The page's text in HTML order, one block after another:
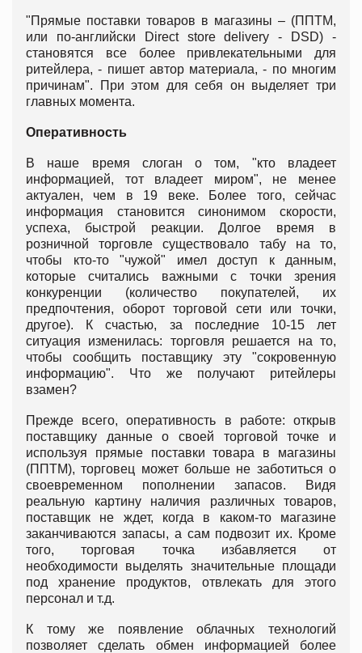
"Прямые поставки товаров в магазины – (ППТМ,
или по-английски Direct store delivery - DSD) -
становятся все более привлекательными для
ритейлера, - пишет автор материала, - по многим
причинам". При этом для себя он выделяет три
главных момента.
Оперативность
В наше время слоган о том, "кто владеет
информацией, тот владеет миром", не менее
актуален, чем в 19 веке. Более того, сейчас
информация становится синонимом скорости,
успеха, быстрой реакции. Долгое время в
розничной торговле существовало табу на то,
чтобы кто-то "чужой" имел доступ к данным,
которые считались важными с точки зрения
конкуренции (количество покупателей, их
предпочтения, оборот торговой сети или точки,
другое). К счастью, за последние 10-15 лет
ситуация изменилась: торговля решается на то,
чтобы сообщить поставщику эту "сокровенную
информацию". Что же получают ритейлеры
взамен?
Прежде всего, оперативность в работе: открыв
поставщику данные о своей торговой точке и
используя прямые поставки товара в магазины
(ППТМ), торговец может больше не заботиться о
своевременном пополнении запасов. Видя
реальную картину наличия различных товаров,
поставщик не ждет, когда в каком-то магазине
заканчиваются запасы, а сам подвозит их. Кроме
того, торговая точка избавляется от
необходимости выделять значительные площади
под хранение продуктов, отвлекать для этого
персонал и т.д.
К тому же появление облачных технологий
позволяет сделать обмен информацией более